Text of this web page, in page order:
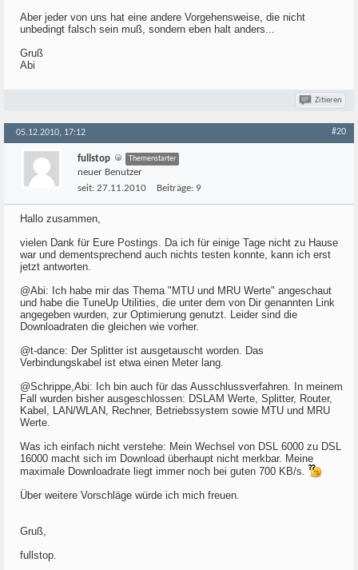
Aber jeder von uns hat eine andere Vorgehensweise, die nicht
unbedingt falsch sein muß, sondern eben halt anders...
Gruß
Abi
Zitieren
05.12.2010, 17:12 #20
fullstop Themenstarter
neuer Benutzer
seit: 27.11.2010 Beiträge: 9
Hallo zusammen,
vielen Dank für Eure Postings. Da ich für einige Tage nicht zu Hause
war und dementsprechend auch nichts testen konnte, kann ich erst
jetzt antworten.
@Abi: Ich habe mir das Thema "MTU und MRU Werte" angeschaut
und habe die TuneUp Utilities, die unter dem von Dir genannten Link
angegeben wurden, zur Optimierung genutzt. Leider sind die
Downloadraten die gleichen wie vorher.
@t-dance: Der Splitter ist ausgetauscht worden. Das
Verbindungskabel ist etwa einen Meter lang.
@Schrippe,Abi: Ich bin auch für das Ausschlussverfahren. In meinem
Fall wurden bisher ausgeschlossen: DSLAM Werte, Splitter, Router,
Kabel, LAN/WLAN, Rechner, Betriebssystem sowie MTU und MRU
Werte.
Was ich einfach nicht verstehe: Mein Wechsel von DSL 6000 zu DSL
16000 macht sich im Download überhaupt nicht merkbar. Meine
maximale Downloadrate liegt immer noch bei guten 700 KB/s.
Über weitere Vorschläge würde ich mich freuen.
Gruß,
fullstop.